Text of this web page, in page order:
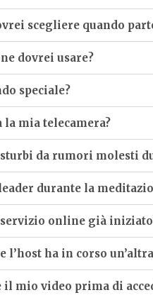
scegliere quando
dovrei usare?
speciale?
la mia telecamera?
da rumori molesti
durante la
servizio online già
l’host ha in corso
il mio video prima di